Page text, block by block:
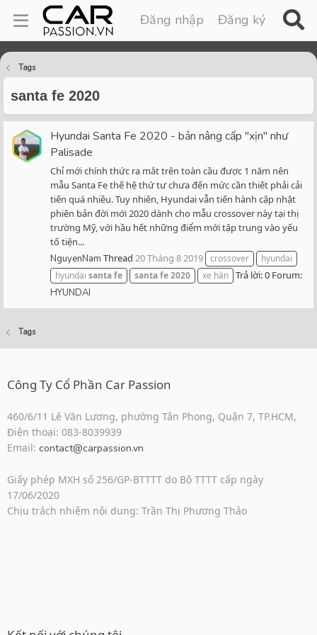
Đăng nhập Đăng ký
Tags
santa fe 2020
Hyundai Santa Fe 2020 - bản nâng cấp "xịn" như
Palisade
Chỉ mới chính thức ra mắt trên toàn cầu được 1 năm nên
mẫu Santa Fe thế hệ thứ tư chưa đến mức cần thiết phải cải
tiến quá nhiều. Tuy nhiên, Hyundai vẫn tiến hành cập nhật
phiên bản đời mới 2020 dành cho mẫu crossover này tại thị
trường Mỹ, với hầu hết những điểm mới tập trung vào yếu
tố tiện...
NguyenNam Thread 20 Tháng 8 2019 crossover
hyundai
hyundai santafe santafe2020 xe hàn Trả lời: 0 Forum:
HYUNDAI
Tags
Công Ty Cổ Phần Car Passion
460/6/11 Lê Văn Lương, phường Tân Phong, Quận 7, TP.HCM,
Điện thoại: 083-8039939
Email: contact@carpassion.vn
Giấy phép MXH số 256/GP-BTTTT do Bộ TTTT cấp ngày
17/06/2020
Chịu trách nhiệm nội dung: Trần Thị Phương Thảo